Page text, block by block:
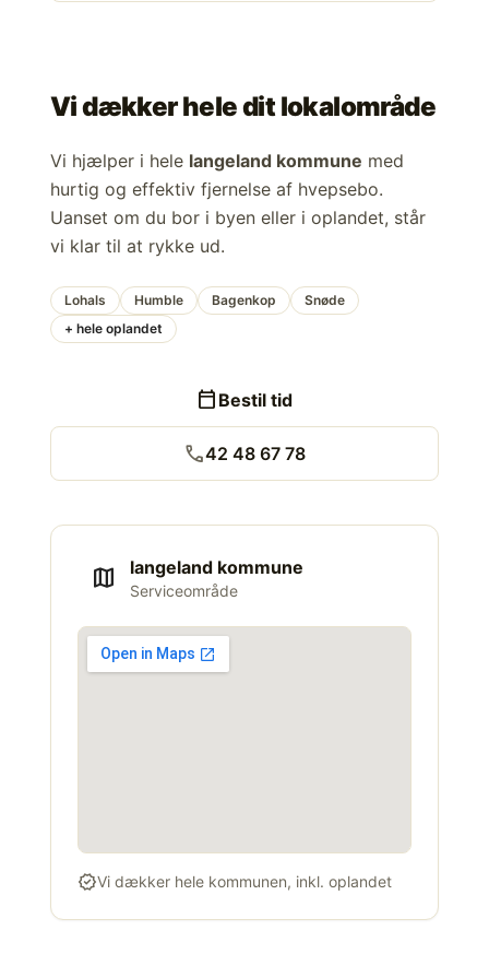
Vi dækker hele dit lokalområde
Vi hjælper i hele langeland kommune med
hurtig og effektiv fjernelse af hvepsebo.
Uanset om du bor i byen eller i oplandet, står
vi klar til at rykke ud.
Lohals Humble Bagenkop
Snøde
+ hele oplandet
calendar_today Bestil tid
call42 48 67 78
map langeland kommune
Serviceområde
verifiedVi dækker hele kommunen, inkl. oplandet